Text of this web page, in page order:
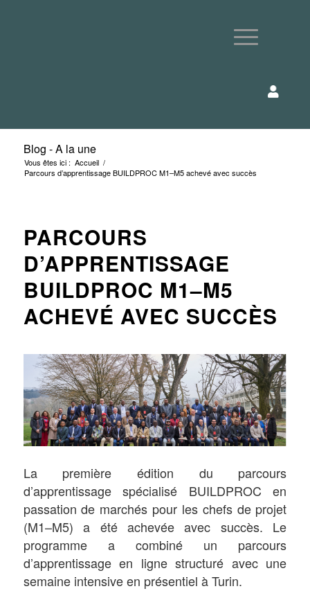
Blog - A la une
Vous êtes ici : Accueil /
Parcours d’apprentissage BUILDPROC M1–M5 achevé avec succès
PARCOURS
D’APPRENTISSAGE
BUILDPROC M1–M5
ACHEVÉ AVEC SUCCÈS
La première édition du parcours
d’apprentissage spécialisé BUILDPROC en
passation de marchés pour les chefs de projet
(M1–M5) a été achevée avec succès. Le
programme a combiné un parcours
d’apprentissage en ligne structuré avec une
semaine intensive en présentiel à Turin.